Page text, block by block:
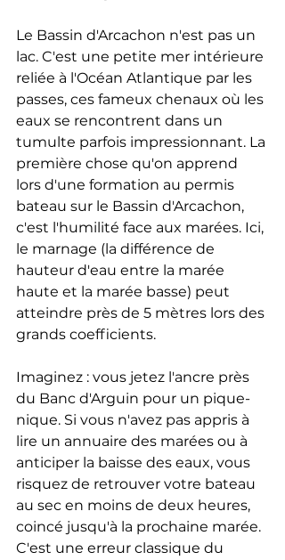
Le Bassin d'Arcachon n'est pas un
lac. C'est une petite mer intérieure
reliée à l'Océan Atlantique par les
passes, ces fameux chenaux où les
eaux se rencontrent dans un
tumulte parfois impressionnant. La
première chose qu'on apprend
lors d'une formation au permis
bateau sur le Bassin d'Arcachon,
c'est l'humilité face aux marées. Ici,
le marnage (la différence de
hauteur d'eau entre la marée
haute et la marée basse) peut
atteindre près de 5 mètres lors des
grands coefficients.
Imaginez : vous jetez l'ancre près
du Banc d'Arguin pour un pique-
nique. Si vous n'avez pas appris à
lire un annuaire des marées ou à
anticiper la baisse des eaux, vous
risquez de retrouver votre bateau
au sec en moins de deux heures,
coincé jusqu'à la prochaine marée.
C'est une erreur classique du